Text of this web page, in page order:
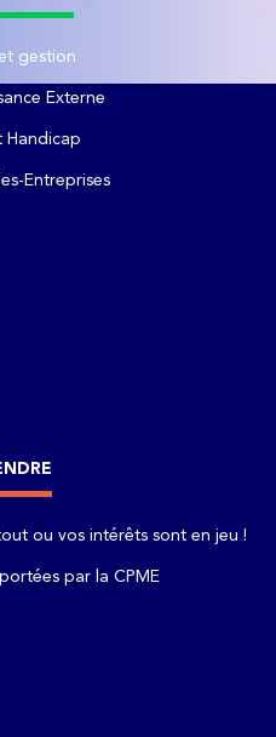
gestion
Externe
Handicap
Entreprises
ou vos intérêts sont en jeu !
par la CPME